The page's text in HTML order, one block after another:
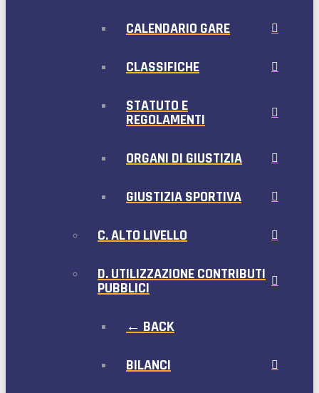
CALENDARIO GARE
CLASSIFICHE
STATUTO E
REGOLAMENTI
ORGANI DI GIUSTIZIA
GIUSTIZIA SPORTIVA
C. ALTO LIVELLO
D. UTILIZZAZIONE CONTRIBUTI
PUBBLICI
← BACK
BILANCI